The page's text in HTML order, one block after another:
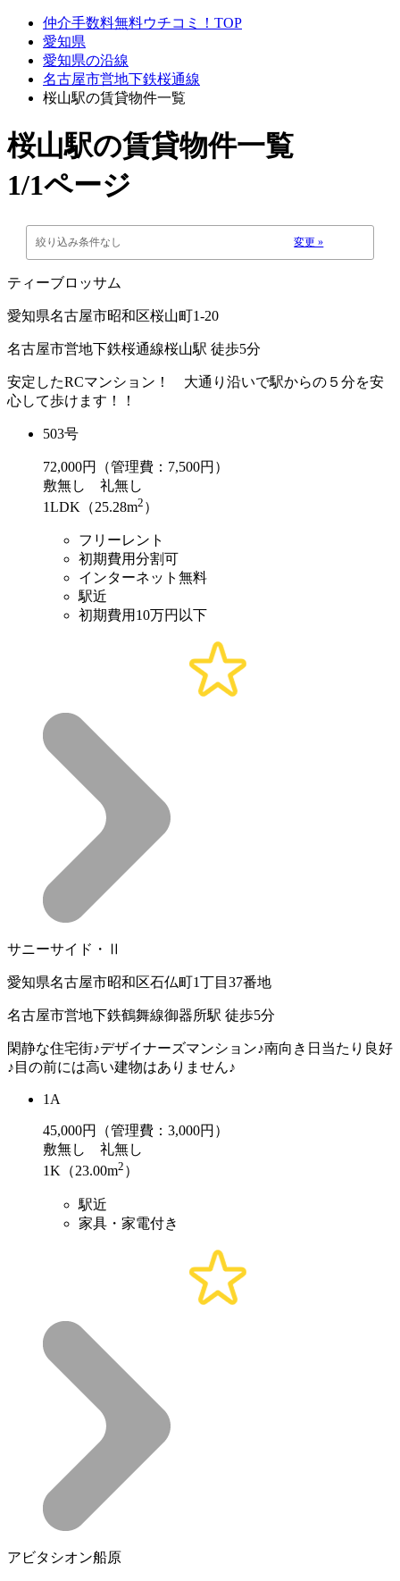
仲介手数料無料ウチコミ！TOP
愛知県
愛知県の沿線
名古屋市営地下鉄桜通線
桜山駅の賃貸物件一覧
桜山駅の賃貸物件一覧
1/1ページ
絞り込み条件なし 変更 »
ティーブロッサム
愛知県名古屋市昭和区桜山町1-20
名古屋市営地下鉄桜通線桜山駅 徒歩5分
安定したRCマンション！ 大通り沿いで駅からの５分を安
心して歩けます！！
503号
72,000円（管理費：7,500円）
敷無し 礼無し
1LDK（25.28m2 ）
フリーレント
初期費用分割可
インターネット無料
駅近
初期費用10万円以下
サニーサイド・Ⅱ
愛知県名古屋市昭和区石仏町1丁目37番地
名古屋市営地下鉄鶴舞線御器所駅 徒歩5分
閑静な住宅街♪デザイナーズマンション♪南向き日当たり良好
♪目の前には高い建物はありません♪
1A
45,000円（管理費：3,000円）
敷無し 礼無し
1K（23.00m2 ）
駅近
家具・家電付き
アビタシオン船原